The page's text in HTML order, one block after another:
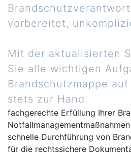
vorbereitet,
Mit der aktualisierten
Sie alle wichtigen
Brandschutzmappe
stets zur Hand
fachgerechte Erfüllung Ihrer
Notfallmanagementmaßnahmen
schnelle Durchführung von
für die rechtssichere